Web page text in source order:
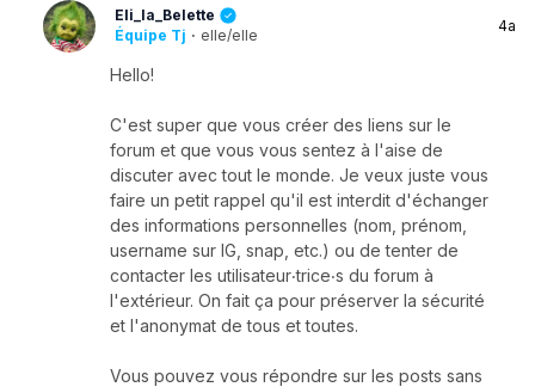
Eli_la_Belette
Équipe Tj · elle/elle
4a
Hello!
C'est super que vous créer des liens sur le
forum et que vous vous sentez à l'aise de
discuter avec tout le monde. Je veux juste vous
faire un petit rappel qu'il est interdit d'échanger
des informations personnelles (nom, prénom,
username sur IG, snap, etc.) ou de tenter de
contacter les utilisateur‧trice‧s du forum à
l'extérieur. On fait ça pour préserver la sécurité
et l'anonymat de tous et toutes.
Vous pouvez vous répondre sur les posts sans